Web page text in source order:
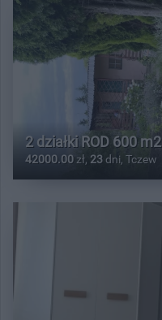
2 działki ROD 600
42000.00 zł, 23 dni, Tczew